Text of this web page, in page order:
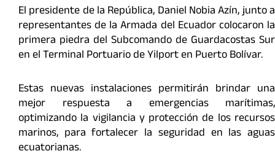
El presidente de la República, Daniel Nobia Azín, junto a
representantes de la Armada del Ecuador colocaron la
primera piedra del Subcomando de Guardacostas Sur
en el Terminal Portuario de Yilport en Puerto Bolívar.
Estas nuevas instalaciones permitirán brindar una
mejor respuesta a emergencias marítimas,
optimizando la vigilancia y protección de los recursos
marinos, para fortalecer la seguridad en las aguas
ecuatorianas.